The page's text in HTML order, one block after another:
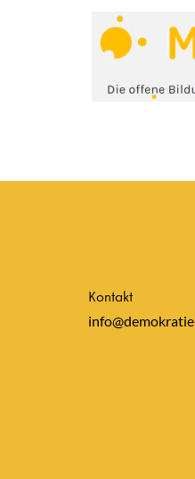
Kontakt